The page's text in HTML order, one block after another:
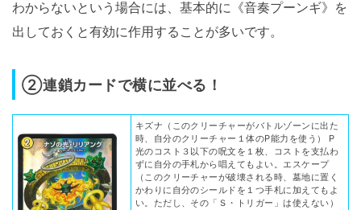
わからないという場合には、基本的に《音奏プーンギ》を
出しておくと有効に作用することが多いです。
②連鎖カードで横に並べる！
キズナ（このクリーチャーがバトルゾーンに出た
時、自分のクリーチャー１体のP能力を使う） P
光のコスト３以下の呪文を１枚、コストを支払わ
ずに自分の手札から唱えてもよい。エスケープ
（このクリーチャーが破壊される時、墓地に置く
かわりに自分のシールドを１つ手札に加えてもよ
い。ただし、その「Ｓ・トリガー」は使えない）